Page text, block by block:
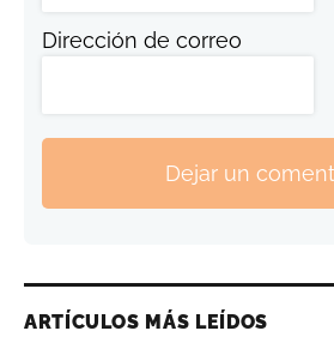
Dirección de correo
Dejar un
ARTÍCULOS MÁS LEÍDOS